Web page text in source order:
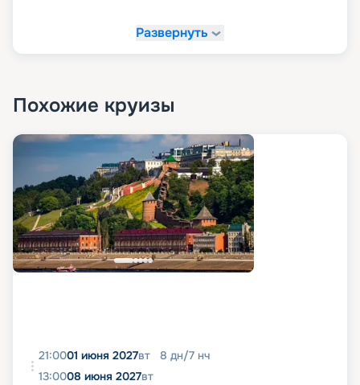
Развернуть
Похожие круизы
21:0001 июня 2027вт 8 дн/7 нч
13:0008 июня 2027вт